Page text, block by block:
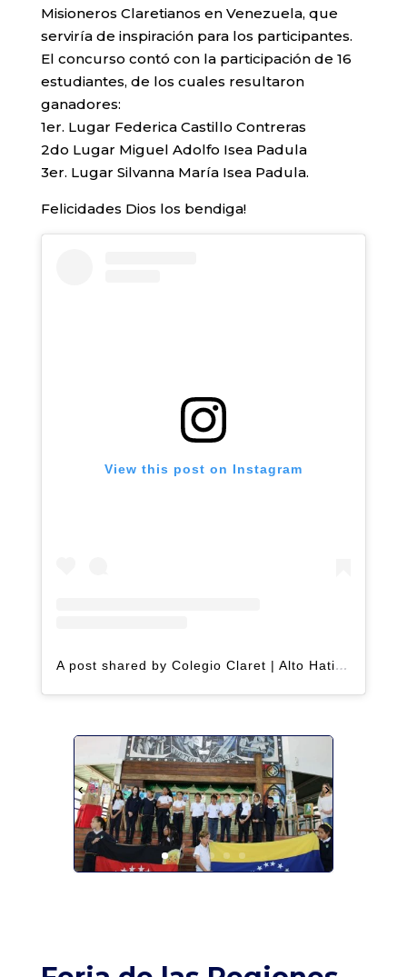
Misioneros Claretianos en Venezuela, que
serviría de inspiración para los participantes.
El concurso contó con la participación de 16
estudiantes, de los cuales resultaron
ganadores:
1er. Lugar Federica Castillo Contreras
2do Lugar Miguel Adolfo Isea Padula
3er. Lugar Silvanna María Isea Padula.
Felicidades Dios los bendiga!
View this post on Instagram
A post shared by Colegio Claret | Alto Hatillo (@clarethatillo)